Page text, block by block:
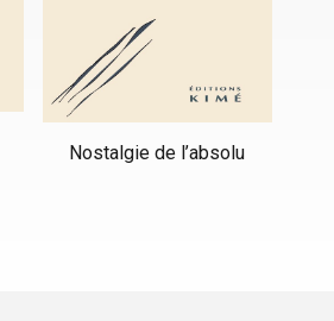
Nostalgie de l’absolu